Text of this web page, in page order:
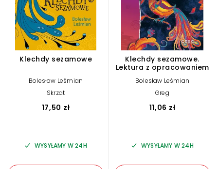
Klechdy sezamowe
Bolesław Leśmian
Skrzat
17,50 zł
WYSYŁAMY W 24H
Klechdy sezamowe.
Lektura z opracowaniem
Bolesław Leśmian
Greg
11,06 zł
WYSYŁAMY W 24H